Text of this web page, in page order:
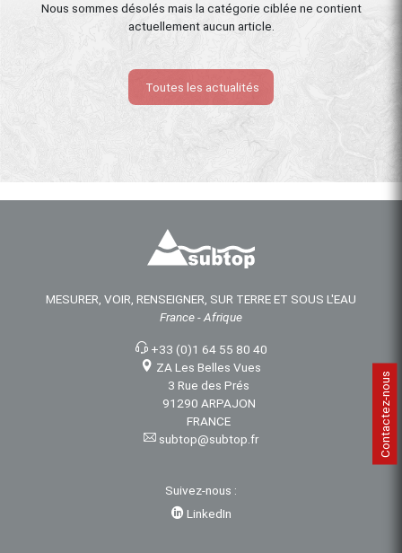
Nous sommes désolés mais la catégorie ciblée ne contient
actuellement aucun article.
Toutes les actualités
MESURER, VOIR, RENSEIGNER, SUR TERRE ET SOUS L'EAU
France - Afrique
+33 (0)1 64 55 80 40
ZA Les Belles Vues
3 Rue des Prés
91290 ARPAJON
FRANCE
subtop@subtop.fr
Suivez-nous :
LinkedIn
Contactez-nous